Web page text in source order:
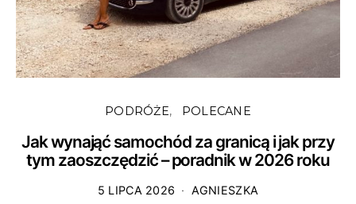
PODRÓŻE POLECANE
Jak wynająć samochód za granicą i jak przy
tym zaoszczędzić – poradnik w 2026 roku
5 LIPCA 2026 AGNIESZKA